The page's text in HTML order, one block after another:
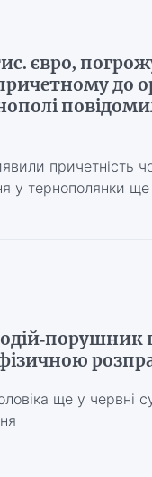
євро,
до
причетність
у тернополянки
порушник
ще у червні